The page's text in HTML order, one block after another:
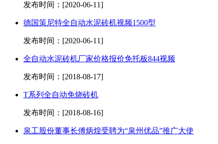
发布时间：[2020-06-11]
德国策尼特全自动水泥砖机视频1500型
发布时间：[2020-06-11]
全自动水泥砖机厂家价格报价免托板844视频
发布时间：[2018-08-17]
T系列全自动免烧砖机
发布时间：[2018-08-16]
泉工股份董事长傅炳煌受聘为“泉州优品”推广大使